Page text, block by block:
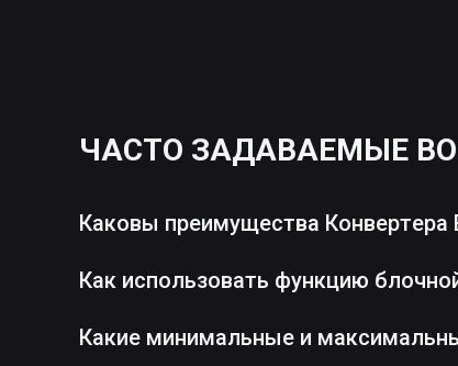
ЧАСТО ЗАДАВАЕМЫЕ
Каковы преимущества Конвертера
Как использовать функцию
Какие минимальные и